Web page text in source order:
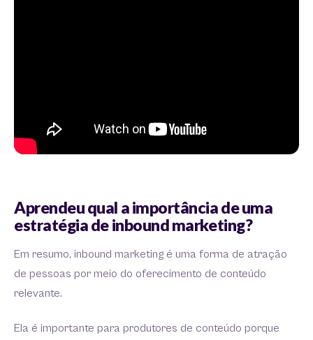
Aprendeu qual a importância de uma
estratégia de inbound marketing?
Em resumo, inbound marketing é uma forma de atração
de pessoas por meio do oferecimento de conteúdo
relevante.
Ela é importante para produtores de conteúdo porque